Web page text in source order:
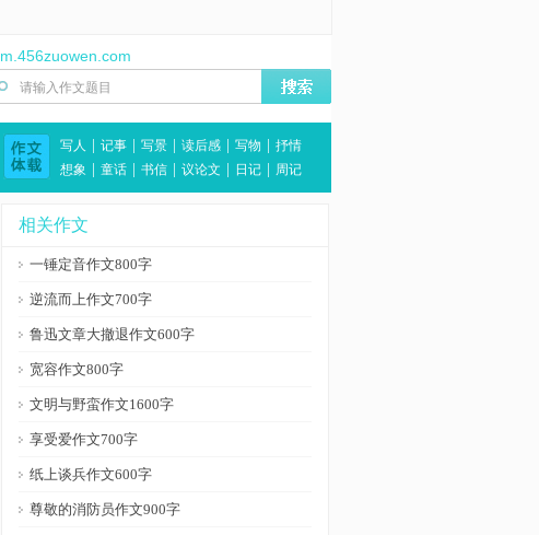
m.456zuowen.com
写人 记事 写景 读后感 写物
抒情
想象
童话 书信 议论文 日记 周记
相关作文
一锤定音作文800字
逆流而上作文700字
鲁迅文章大撤退作文600字
宽容作文800字
文明与野蛮作文1600字
享受爱作文700字
纸上谈兵作文600字
尊敬的消防员作文900字